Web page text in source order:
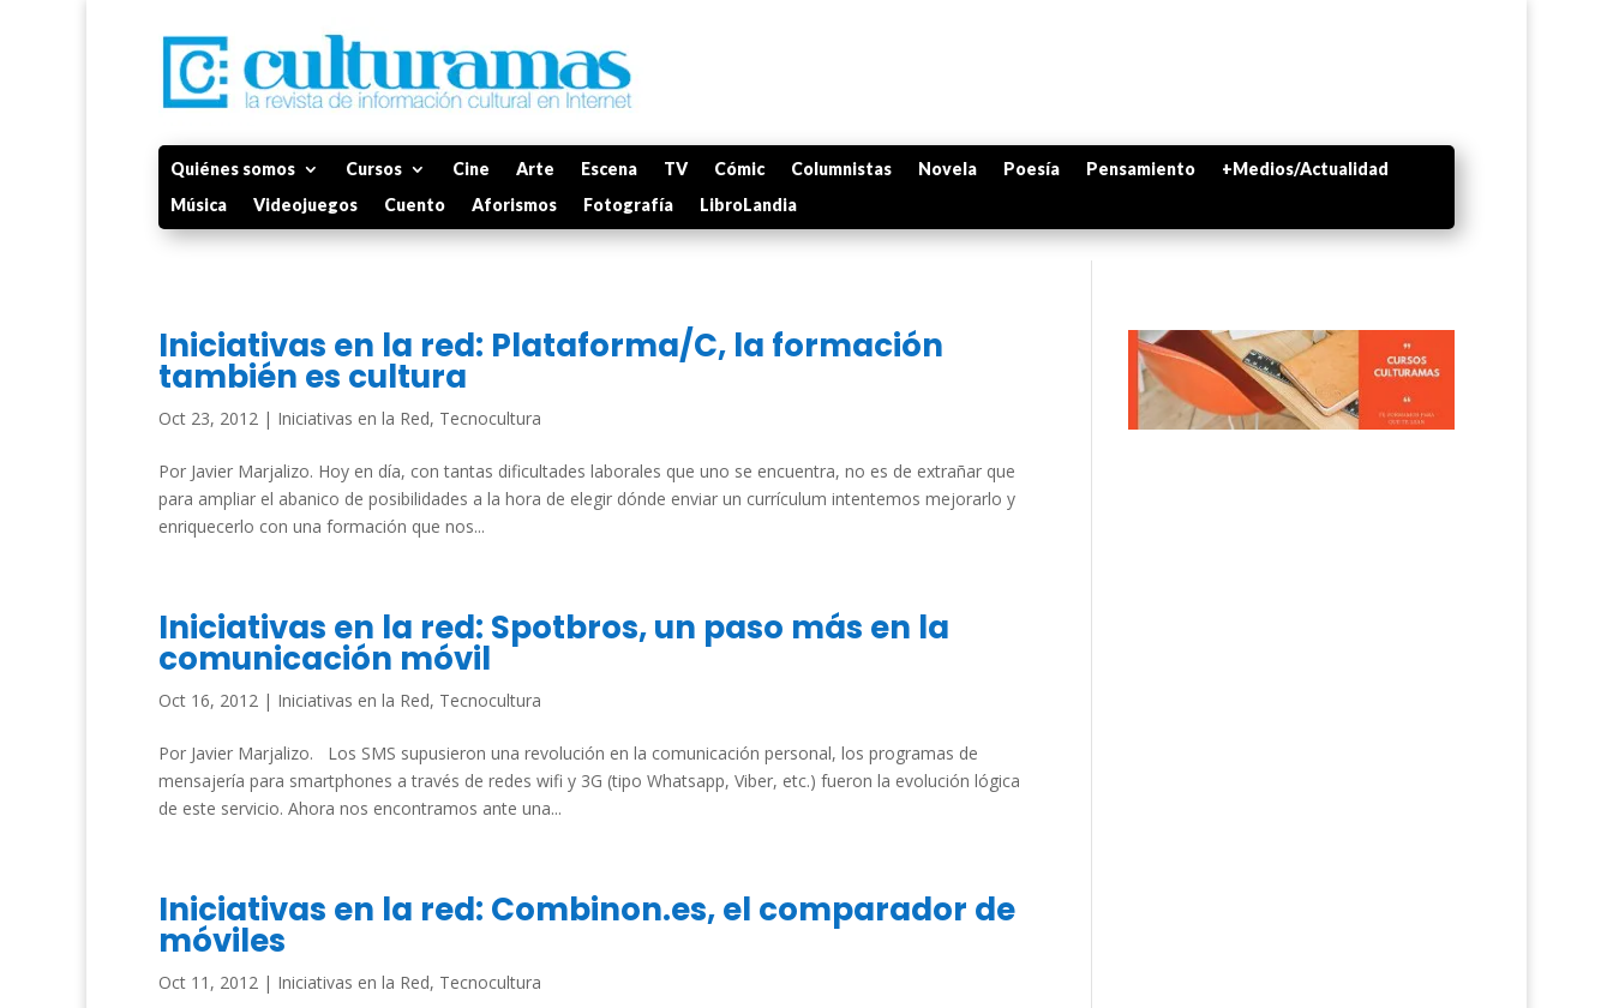
Quiénes somos Cursos Cine Arte Escena TV Cómic Columnistas Novela Poesía Pensamiento
+Medios/Actualidad
Música
Videojuegos Cuento Aforismos Fotografía LibroLandia
Iniciativas en la red: Plataforma/C, la formación
también es cultura
Oct 23, 2012 | Iniciativas en la Red, Tecnocultura
Por Javier Marjalizo. Hoy en día, con tantas dificultades laborales que uno se encuentra, no es de extrañar que
para ampliar el abanico de posibilidades a la hora de elegir dónde enviar un currículum intentemos mejorarlo y
enriquecerlo con una formación que nos...
Iniciativas en la red: Spotbros, un paso más en la
comunicación móvil
Oct 16, 2012 | Iniciativas en la Red, Tecnocultura
Por Javier Marjalizo. Los SMS supusieron una revolución en la comunicación personal, los programas de
mensajería para smartphones a través de redes wifi y 3G (tipo Whatsapp, Viber, etc.) fueron la evolución lógica
de este servicio. Ahora nos encontramos ante una...
Iniciativas en la red: Combinon.es, el comparador de
móviles
Oct 11, 2012 | Iniciativas en la Red, Tecnocultura